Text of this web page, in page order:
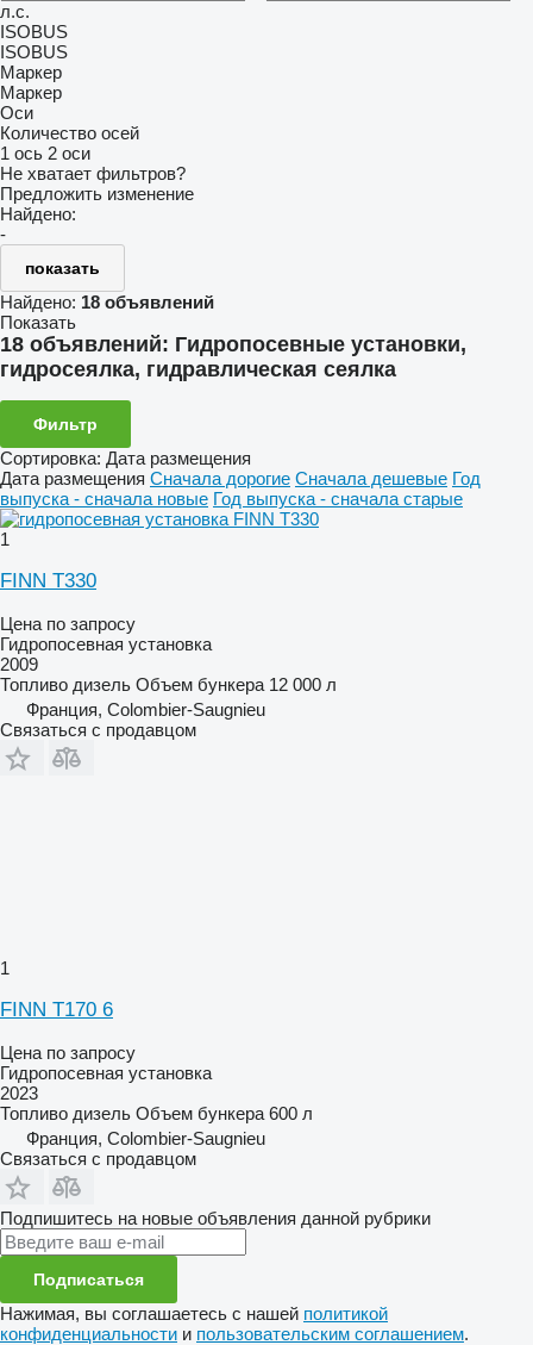
л.с.
ISOBUS
ISOBUS
Маркер
Маркер
Оси
Количество осей
1 ось 2 оси
Не хватает фильтров?
Предложить изменение
Найдено:
-
показать
Найдено: 18 объявлений
Показать
18 объявлений: Гидропосевные установки,
гидросеялка, гидравлическая сеялка
Фильтр
Сортировка: Дата размещения
Дата размещения Сначала дорогие Сначала дешевые Год
выпуска - сначала новые Год выпуска - сначала старые
1
FINN T330
Цена по запросу
Гидропосевная установка
2009
Топливо дизель Объем бункера 12 000 л
Франция, Colombier-Saugnieu
Связаться с продавцом
1
FINN T170 6
Цена по запросу
Гидропосевная установка
2023
Топливо дизель Объем бункера 600 л
Франция, Colombier-Saugnieu
Связаться с продавцом
Подпишитесь на новые объявления данной рубрики
Подписаться
Нажимая, вы соглашаетесь с нашей политикой
конфиденциальности и пользовательским соглашением.